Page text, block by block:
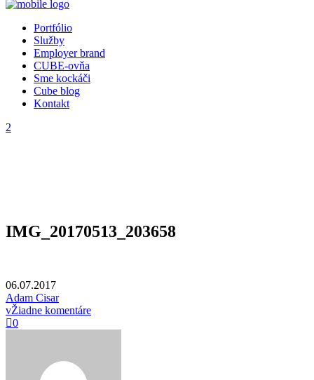
Portfólio
Služby
Employer brand
CUBE-ovňa
Sme kockáči
Cube blog
Kontakt
IMG_20170513_203658
06.07.2017
Adam Cisar
Žiadne komentáre
0